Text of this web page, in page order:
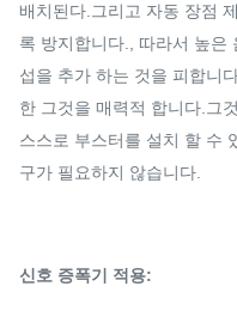
배치된다.그리고 자동 장점
록 방지합니다., 따라서 높은
섭을 추가 하는 것을 피합니
한 그것을 매력적 합니다.그
스스로 부스터를 설치 할 수
구가 필요하지 않습니다.
신호 증폭기 적용: